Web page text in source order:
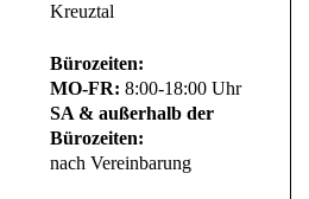
Kreuztal
Bürozeiten:
MO-FR:8:00-18:00 Uhr
SA & außerhalb der
Bürozeiten:
nach Vereinbarung